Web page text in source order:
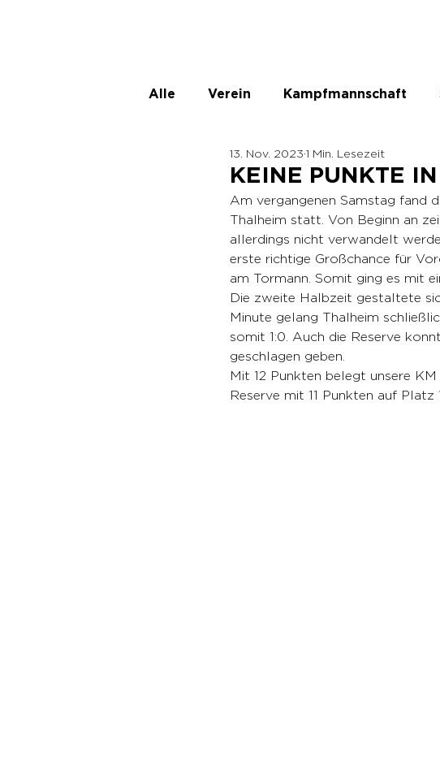
Alle Verein Kampfmannschaft
ASKÖ Ladies Unbenannte
KEINE PUNKTE
13. Nov. 2023 1 Min. Lesezeit
Am vergangenen Samstag fand
Thalheim statt. Von Beginn an
allerdings nicht verwandelt
erste richtige Großchance für
am Tormann. Somit ging es mit
Die zweite Halbzeit gestaltete
Minute gelang Thalheim
somit 1:0. Auch die Reserve
geschlagen geben.
Mit 12 Punkten belegt unsere
Reserve mit 11 Punkten auf Platz